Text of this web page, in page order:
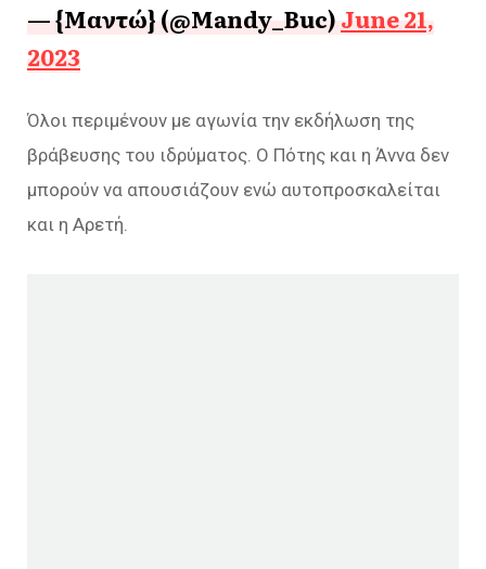
— {Μαντώ} (@Mandy_Buc)June 21,
2023
Όλοι περιμένουν με αγωνία την εκδήλωση της
βράβευσης του ιδρύματος. Ο Πότης και η Άννα δεν
μπορούν να απουσιάζουν ενώ αυτοπροσκαλείται
και η Αρετή.